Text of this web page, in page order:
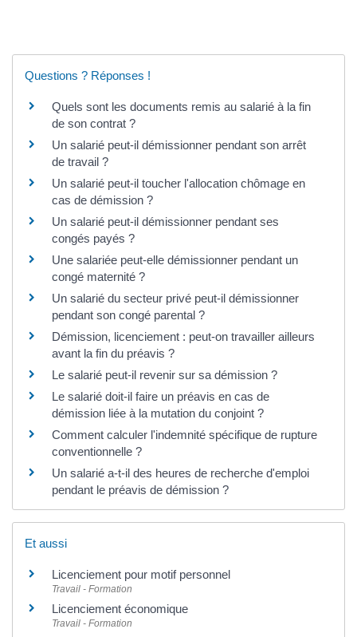
Questions ? Réponses !
Quels sont les documents remis au salarié à la fin
de son contrat ?
Un salarié peut-il démissionner pendant son arrêt
de travail ?
Un salarié peut-il toucher l'allocation chômage en
cas de démission ?
Un salarié peut-il démissionner pendant ses
congés payés ?
Une salariée peut-elle démissionner pendant un
congé maternité ?
Un salarié du secteur privé peut-il démissionner
pendant son congé parental ?
Démission, licenciement : peut-on travailler ailleurs
avant la fin du préavis ?
Le salarié peut-il revenir sur sa démission ?
Le salarié doit-il faire un préavis en cas de
démission liée à la mutation du conjoint ?
Comment calculer l'indemnité spécifique de rupture
conventionnelle ?
Un salarié a-t-il des heures de recherche d'emploi
pendant le préavis de démission ?
Et aussi
Licenciement pour motif personnel
Travail - Formation
Licenciement économique
Travail - Formation